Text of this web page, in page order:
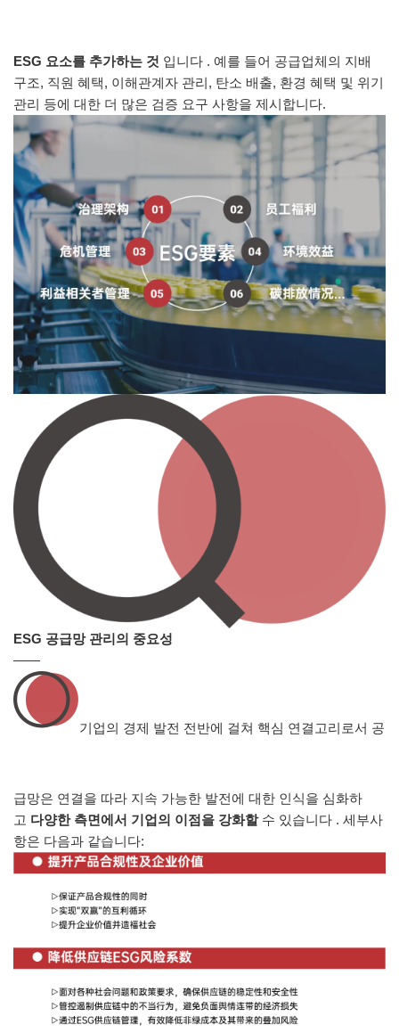
ESG 요소를 추가하는 것 입니다 . 예를 들어 공급업체의 지배
구조, 직원 혜택, 이해관계자 관리, 탄소 배출, 환경 혜택 및 위기
관리 등에 대한 더 많은 검증 요구 사항을 제시합니다.
ESG 공급망 관리의 중요성
——
기업의 경제 발전 전반에 걸쳐 핵심 연결고리로서 공
급망은 연결을 따라 지속 가능한 발전에 대한 인식을 심화하
고 다양한 측면에서 기업의 이점을 강화할수 있습니다 . 세부사
항은 다음과 같습니다: